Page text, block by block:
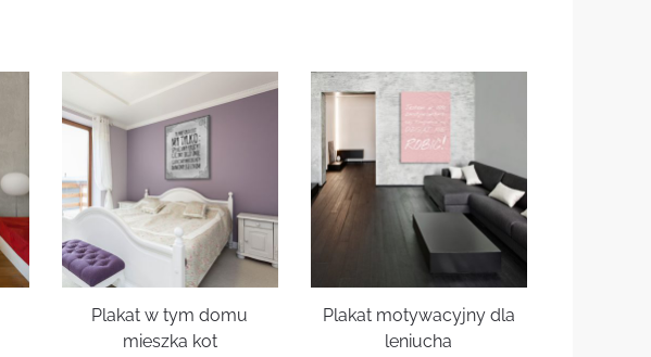
Plakat w tym domu
mieszka kot
Plakat motywacyjny dla
leniucha